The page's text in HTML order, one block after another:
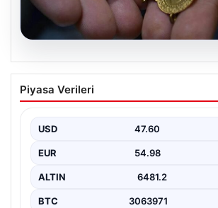
05.08.2026
Altın fiyatları canlı 14 Nisan
fiyatları ne kadar oldu? Gram,
fiyatları
Piyasa Verileri
USD 47.60
EUR 54.98
ALTIN 6481.2
BTC 3063971